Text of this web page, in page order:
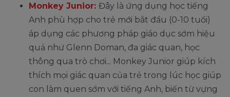
Monkey Junior: Đây là ứng dụng học tiếng
Anh phù hợp cho trẻ mới bắt đầu (0-10 tuổi)
áp dụng các phương pháp giáo dục sớm hiệu
quả như Glenn Doman, đa giác quan, học
thông qua trò chơi... Monkey Junior giúp kích
thích mọi giác quan của trẻ trong lúc học giúp
con làm quen sớm với tiếng Anh, biến từ vựng